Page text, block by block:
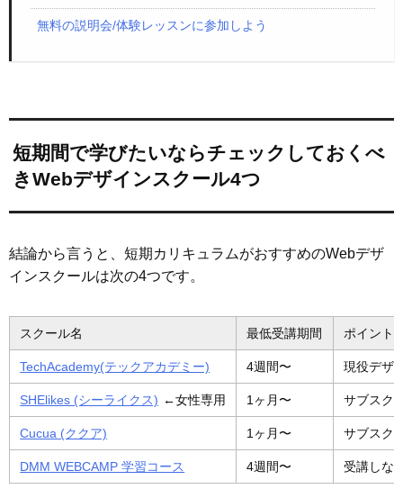
無料の説明会/体験レッスンに参加しよう
短期間で学びたいならチェックしておくべ
きWebデザインスクール4つ
結論から言うと、短期カリキュラムがおすすめのWebデザ
インスクールは次の4つです。
スクール名 最低受講期間 ポイント
TechAcademy(テックアカデミー) 4週間〜 現役デザ
SHElikes (シーライクス) ←女性専用 1ヶ月〜 サブスク
Cucua (ククア) 1ヶ月〜 サブスク
DMM WEBCAMP 学習コース 4週間〜 受講しな